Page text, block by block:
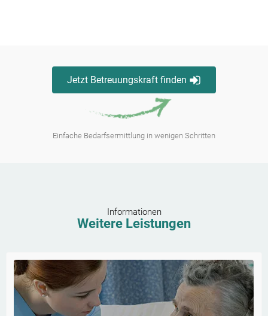
Jetzt Betreuungskraft finden
Einfache Bedarfsermittlung in wenigen Schritten
Informationen
Weitere Leistungen